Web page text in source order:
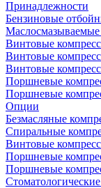
Принадлежности
Бензиновые
Винтовые
Винтовые
Винтовые
Поршневые
Поршневые
Опции
Безмасляные
Спиральные
Винтовые
Поршневые
Поршневые